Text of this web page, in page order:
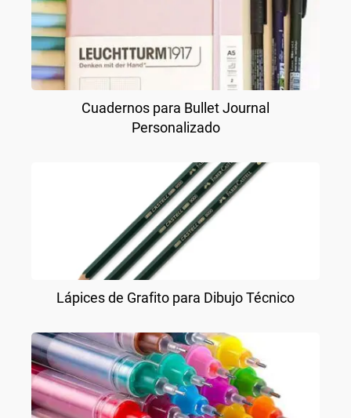
Cuadernos para Bullet Journal
Personalizado
Lápices de Grafito para Dibujo Técnico